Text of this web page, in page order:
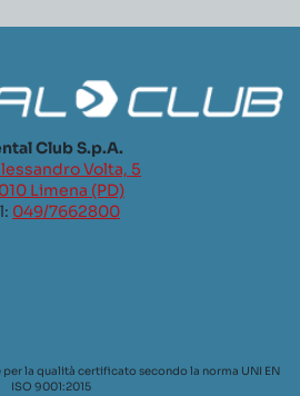
Club S.p.A.
Volta, 5
Limena (PD)
049/7662800
la qualità certificato secondo la norma UNI EN
ISO 9001:2015